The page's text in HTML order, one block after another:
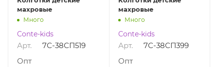
махровые
Много
Conte-kids
Арт. 7С-38СП519
Опт
махровые
Много
Conte-kids
Арт. 7С-38СП399
Опт